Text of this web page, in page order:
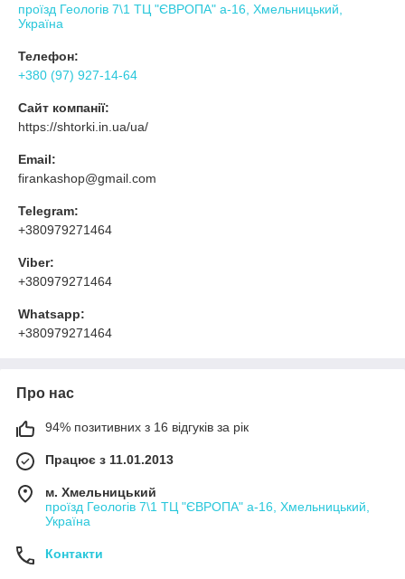
проїзд Геологів 7\1 ТЦ "ЄВРОПА" а-16, Хмельницький,
Україна
Телефон:
+380 (97) 927-14-64
Сайт компанії:
https://shtorki.in.ua/ua/
Email:
firankashop@gmail.com
Telegram:
+380979271464
Viber:
+380979271464
Whatsapp:
+380979271464
Про нас
94% позитивних з 16 відгуків за рік
Працює з 11.01.2013
м. Хмельницький
проїзд Геологів 7\1 ТЦ "ЄВРОПА" а-16, Хмельницький,
Україна
Контакти